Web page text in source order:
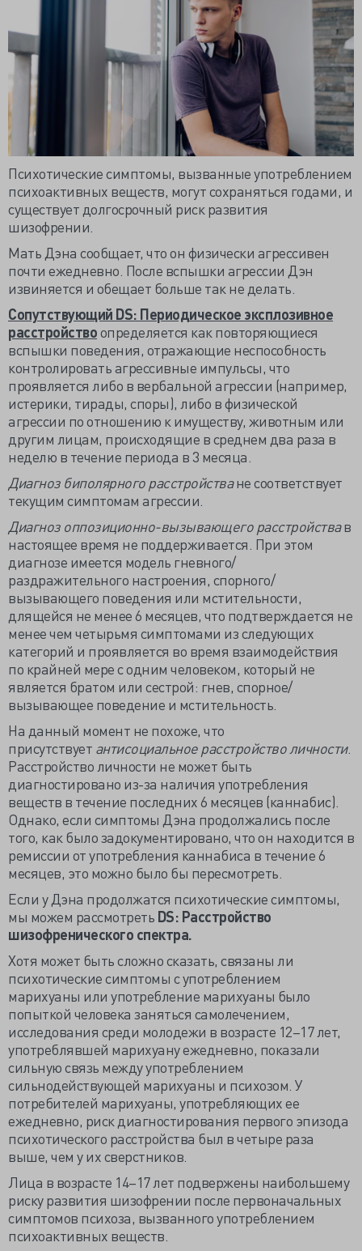
Психотические симптомы, вызванные употреблением
психоактивных веществ, могут сохраняться годами, и
существует долгосрочный риск развития
шизофрении.
Мать Дэна сообщает, что он физически агрессивен
почти ежедневно. После вспышки агрессии Дэн
извиняется и обещает больше так не делать.
Сопутствующий DS: Периодическое эксплозивное
расстройствоопределяется как повторяющиеся
вспышки поведения, отражающие неспособность
контролировать агрессивные импульсы, что
проявляется либо в вербальной агрессии (например,
истерики, тирады, споры), либо в физической
агрессии по отношению к имуществу, животным или
другим лицам, происходящие в среднем два раза в
неделю в течение периода в 3 месяца.
Диагноз биполярного расстройстване соответствует
текущим симптомам агрессии.
Диагноз оппозиционно-вызывающего расстройствав
настоящее время не поддерживается. При этом
диагнозе имеется модель гневного/
раздражительного настроения, спорного/
вызывающего поведения или мстительности,
длящейся не менее 6 месяцев, что подтверждается не
менее чем четырьмя симптомами из следующих
категорий и проявляется во время взаимодействия
по крайней мере с одним человеком, который не
является братом или сестрой: гнев, спорное/
вызывающее поведение и мстительность.
На данный момент не похоже, что
присутствует антисоциальное расстройство личности.
Расстройство личности не может быть
диагностировано из-за наличия употребления
веществ в течение последних 6 месяцев (каннабис).
Однако, если симптомы Дэна продолжались после
того, как было задокументировано, что он находится в
ремиссии от употребления каннабиса в течение 6
месяцев, это можно было бы пересмотреть.
Если у Дэна продолжатся психотические симптомы,
мы можем рассмотреть DS: Расстройство
шизофренического спектра.
Хотя может быть сложно сказать, связаны ли
психотические симптомы с употреблением
марихуаны или употребление марихуаны было
попыткой человека заняться самолечением,
исследования среди молодежи в возрасте 12–17 лет,
употреблявшей марихуану ежедневно, показали
сильную связь между употреблением
сильнодействующей марихуаны и психозом. У
потребителей марихуаны, употребляющих ее
ежедневно, риск диагностирования первого эпизода
психотического расстройства был в четыре раза
выше, чем у их сверстников.
Лица в возрасте 14–17 лет подвержены наибольшему
риску развития шизофрении после первоначальных
симптомов психоза, вызванного употреблением
психоактивных веществ.